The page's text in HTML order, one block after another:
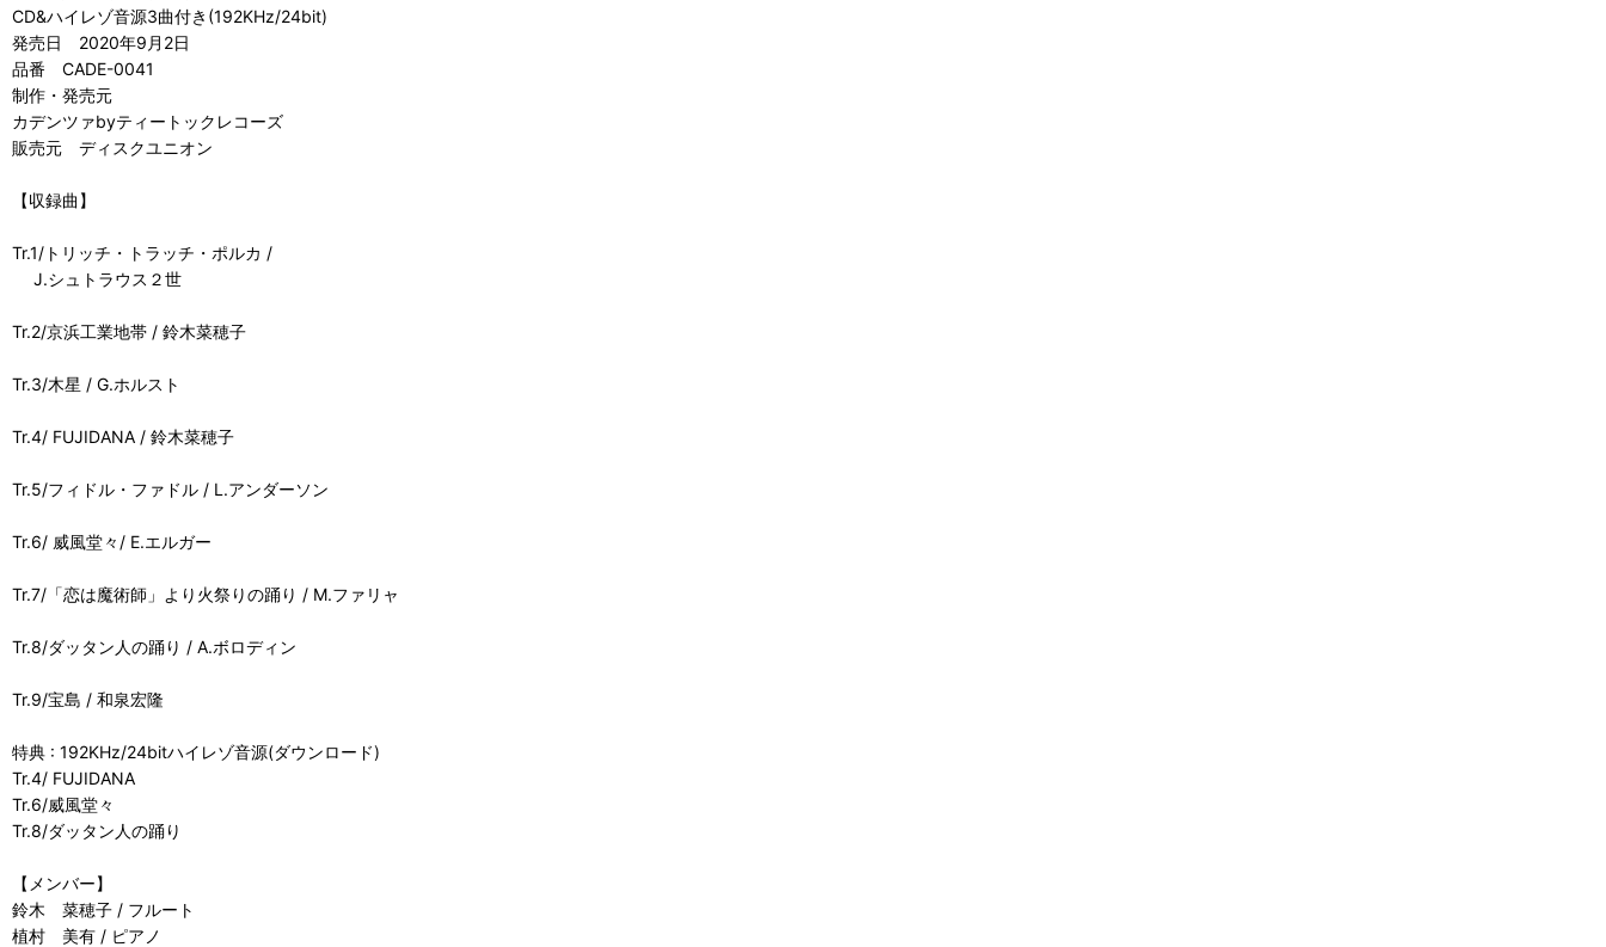
CD&ハイレゾ音源3曲付き(192KHz/24bit)
発売日 2020年9月2日
品番 CADE-0041
制作・発売元
カデンツァbyティートックレコーズ
販売元 ディスクユニオン
【収録曲】
Tr.1/トリッチ・トラッチ・ポルカ /
J.シュトラウス２世
Tr.2/京浜工業地帯 / 鈴木菜穂子
Tr.3/木星 / G.ホルスト
Tr.4/ FUJIDANA / 鈴木菜穂子
Tr.5/フィドル・ファドル / L.アンダーソン
Tr.6/ 威風堂々/ E.エルガー
Tr.7/「恋は魔術師」より火祭りの踊り / M.ファリャ
Tr.8/ダッタン人の踊り / A.ボロディン
Tr.9/宝島 / 和泉宏隆
特典 : 192KHz/24bitハイレゾ音源(ダウンロード)
Tr.4/ FUJIDANA
Tr.6/威風堂々
Tr.8/ダッタン人の踊り
【メンバー】
鈴木 菜穂子 / フルート
植村 美有 / ピアノ